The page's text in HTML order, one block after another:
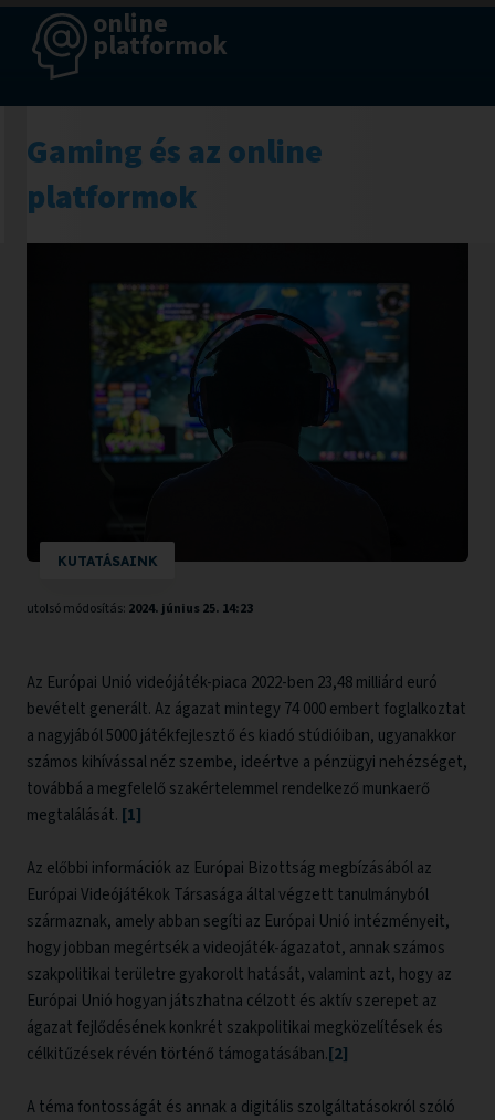
Hol
online
platformok
Gaming és az online
platformok
KUTATÁSAINK
utolsó módosítás: 2024. június 25. 14:23
Az Európai Unió videójáték-piaca 2022-ben 23,48 milliárd euró
bevételt generált. Az ágazat mintegy 74 000 embert foglalkoztat
a nagyjából 5000 játékfejlesztő és kiadó stúdióiban, ugyanakkor
számos kihívással néz szembe, ideértve a pénzügyi nehézséget,
továbbá a megfelelő szakértelemmel rendelkező munkaerő
megtalálását. [1]
Az előbbi információk az Európai Bizottság megbízásából az
Európai Videójátékok Társasága által végzett tanulmányból
származnak, amely abban segíti az Európai Unió intézményeit,
hogy jobban megértsék a videojáték-ágazatot, annak számos
szakpolitikai területre gyakorolt hatását, valamint azt, hogy az
Európai Unió hogyan játszhatna célzott és aktív szerepet az
ágazat fejlődésének konkrét szakpolitikai megközelítések és
célkitűzések révén történő támogatásában.[2]
A téma fontosságát és annak a digitális szolgáltatásokról szóló